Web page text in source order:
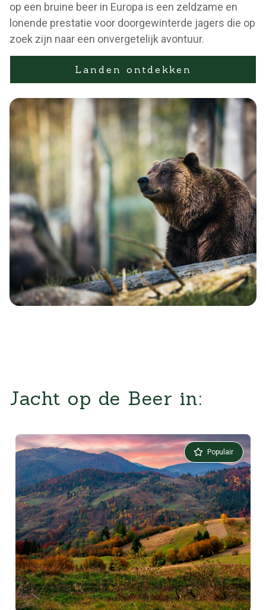
op een bruine beer in Europa is een zeldzame en
lonende prestatie voor doorgewinterde jagers die op
zoek zijn naar een onvergetelijk avontuur.
Landen ontdekken
Jacht op de Beer in:
Populair